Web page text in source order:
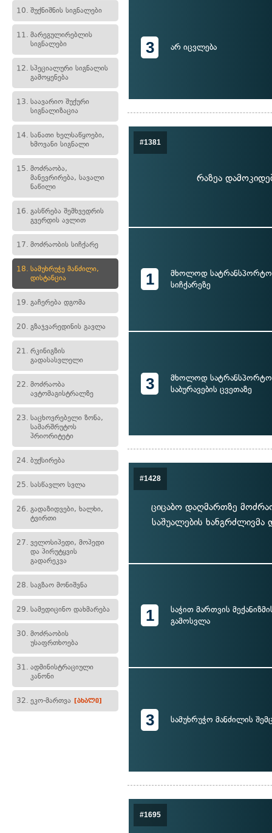
10. შუქნიშნის სიგნალები
11. მარეგულირებლის
სიგნალები
12. სპეციალური სიგნალის
გამოყენება
13. საავარიო შუქური
სიგნალიზაცია
14. სანათი ხელსაწყოები,
ხმოვანი სიგნალი
15. მოძრაობა,
მანევრირება, სავალი
ნაწილი
16. გასწრება შემხვედრის
გვერდის ავლით
17. მოძრაობის სიჩქარე
18. სამუხრუჭე მანძილი,
დისტანცია
19. გაჩერება დგომა
20. გზაჯვარედინის გავლა
21. რკინიგზის
გადასასვლელი
22. მოძრაობა
ავტომაგისტრალზე
23. საცხოვრებელი ზონა,
სამარშრუტოს
პრიორიტეტი
24. ბუქსირება
25. სასწავლო სვლა
26. გადაზიდვები, ხალხი,
ტვირთი
27. ველოსიპედი, მოპედი
და პირუტყვის
გადარეკვა
28. საგზაო მონიშვნა
29. სამედიცინო დახმარება
30. მოძრაობის
უსაფრთხოება
31. ადმინისტრაციული
კანონი
32. ეკო-მართვა [ახალი]
3 არ იცვლება
#1381
რაზეა
1
მხოლოდ სატრანსპორტო
სიჩქარეზე
3
მხოლოდ სატრანსპორტო
საბურავების ცვეთაზე
#1428
ციცაბო დაღმართზე
საშუალების
1
საჭით მართვის
გამოსვლა
3 სამუხრუჭო მანძილის
#1695